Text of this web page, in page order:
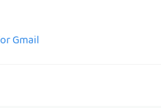
Gmail